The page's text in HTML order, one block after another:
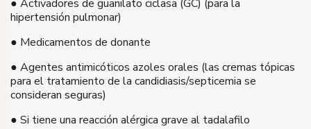
● Activadores de guanilato ciclasa (GC) (para la
hipertensión pulmonar)
● Medicamentos de donante
● Agentes antimicóticos azoles orales (las cremas tópicas
para el tratamiento de la candidiasis/septicemia se
consideran seguras)
● Si tiene una reacción alérgica grave al tadalafilo